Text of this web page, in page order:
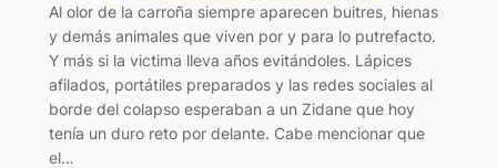
Al olor de la carroña siempre aparecen buitres, hienas
y demás animales que viven por y para lo putrefacto.
Y más si la victima lleva años evitándoles. Lápices
afilados, portátiles preparados y las redes sociales al
borde del colapso esperaban a un Zidane que hoy
tenía un duro reto por delante. Cabe mencionar que
el…